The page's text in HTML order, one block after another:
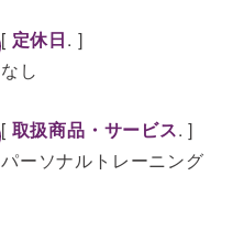
[ 定休日. ]
なし
[ 取扱商品・サービス. ]
パーソナルトレーニング